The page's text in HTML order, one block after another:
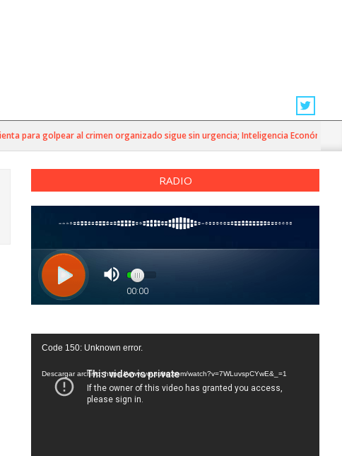
golpear al crimen organizado sigue sin urgencia; Inteligencia Económica»
RADIO
Reproductor
vídeo
Code 150: Unknown error.
Descargar archivo: https://www.youtube.com/watch?v=7WLuvspCYwE&_=1